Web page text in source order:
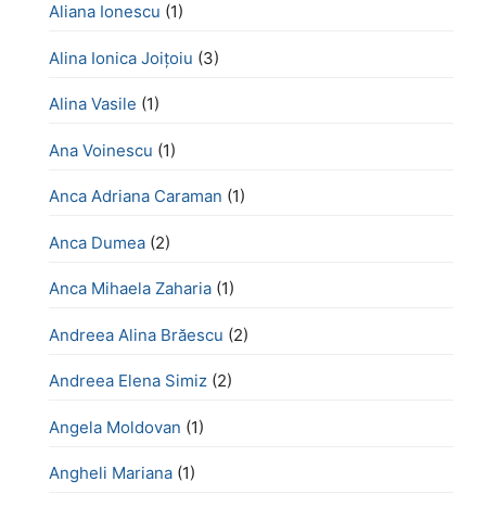
Aliana Ionescu (1)
Alina Ionica Joițoiu (3)
Alina Vasile (1)
Ana Voinescu (1)
Anca Adriana Caraman (1)
Anca Dumea (2)
Anca Mihaela Zaharia (1)
Andreea Alina Brăescu (2)
Andreea Elena Simiz (2)
Angela Moldovan (1)
Angheli Mariana (1)